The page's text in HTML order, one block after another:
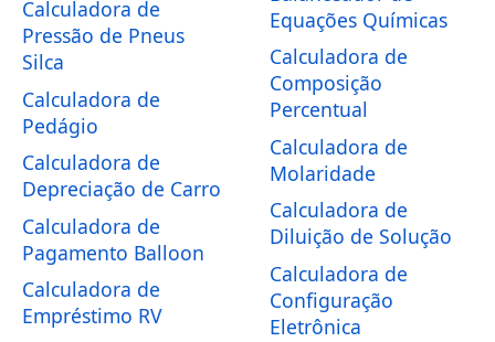
Calculadora de
Pressão de Pneus
Silca
Calculadora de
Pedágio
Calculadora de
Depreciação de Carro
Calculadora de
Pagamento Balloon
Calculadora de
Empréstimo RV
Equações Químicas
Calculadora de
Composição
Percentual
Calculadora de
Molaridade
Calculadora de
Diluição de Solução
Calculadora de
Configuração
Eletrônica